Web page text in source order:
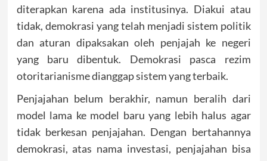
diterapkan karena ada institusinya. Diakui atau
tidak, demokrasi yang telah menjadi sistem politik
dan aturan dipaksakan oleh penjajah ke negeri
yang baru dibentuk. Demokrasi pasca rezim
otoritarianisme dianggap sistem yang terbaik.
Penjajahan belum berakhir, namun beralih dari
model lama ke model baru yang lebih halus agar
tidak berkesan penjajahan. Dengan bertahannya
demokrasi, atas nama investasi, penjajahan bisa